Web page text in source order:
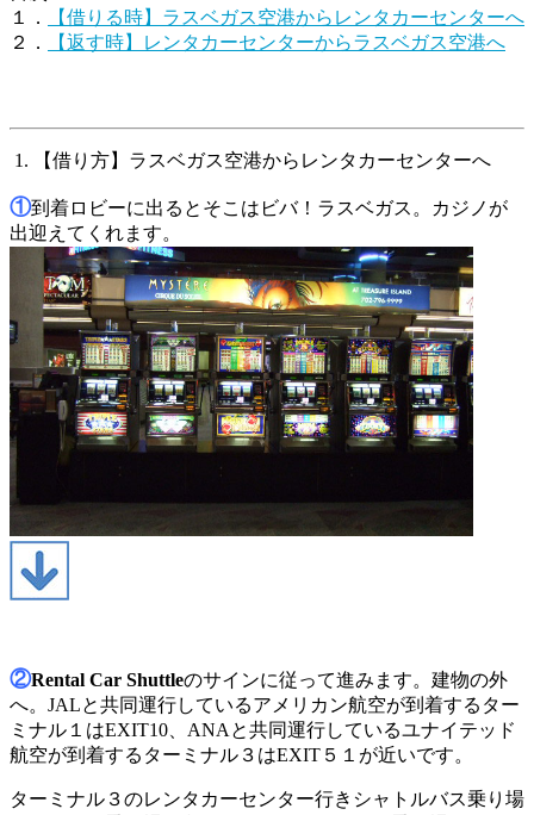
１．
【借りる時】ラスベガス空港からレンタカーセンターへ
２．
【返す時】レンタカーセンターからラスベガス空港へ
1. 【借り方】ラスベガス空港からレンタカーセンターへ
①到着ロビーに出るとそこはビバ！ラスベガス。カジノが
出迎えてくれます。
②Rental Car Shuttleのサインに従って進みます。建物の外
へ。JALと共同運行しているアメリカン航空が到着するター
ミナル１はEXIT10、ANAと共同運行しているユナイテッド
航空が到着するターミナル３はEXIT５１が近いです。
ターミナル３のレンタカーセンター行きシャトルバス乗り場